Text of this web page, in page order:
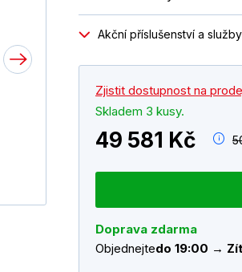
Akční příslušenství a služby
Zjistit dostupnost na
Skladem 3 kusy.
49 581 Kč
Doprava zdarma
Objednejtedo 19:00 →